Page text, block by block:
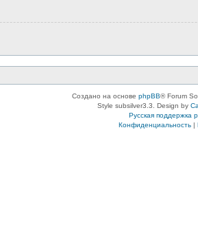
Создано на основе phpBB® Forum
Style subsilver3.3. Design by
Русская поддержка
Конфиденциальность|